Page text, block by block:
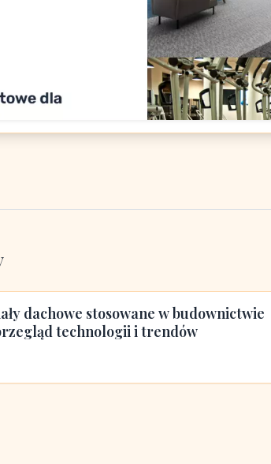
dachowe stosowane w budownictwie
technologii i trendów